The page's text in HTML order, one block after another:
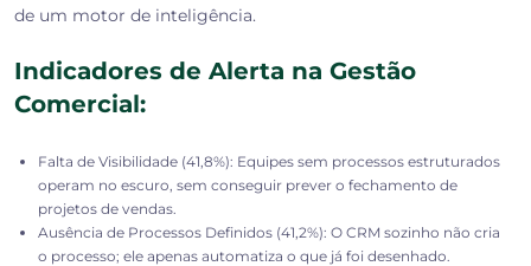
de um motor de inteligência.
Indicadores de Alerta na Gestão
Comercial:
Falta de Visibilidade (41,8%): Equipes sem processos estruturados
operam no escuro, sem conseguir prever o fechamento de
projetos de vendas.
Ausência de Processos Definidos (41,2%): O CRM sozinho não cria
o processo; ele apenas automatiza o que já foi desenhado.